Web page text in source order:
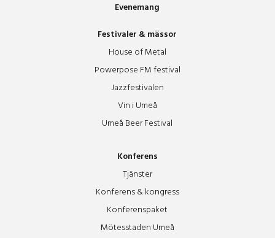
Evenemang
Festivaler & mässor
House of Metal
Powerpose FM festival
Jazzfestivalen
Vin i Umeå
Umeå Beer Festival
Konferens
Tjänster
Konferens & kongress
Konferenspaket
Mötesstaden Umeå